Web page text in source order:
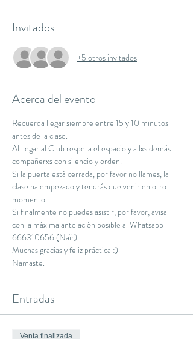
Invitados
+5 otros invitados
Acerca del evento
Recuerda llegar siempre entre 15 y 10 minutos
antes de la clase.
Al llegar al Club respeta el espacio y a lxs demás
compañerxs con silencio y orden.
Si la puerta está cerrada, por favor no llames, la
clase ha empezado y tendrás que venir en otro
momento.
Si finalmente no puedes asistir, por favor, avisa
con la máxima antelación posible al Whatsapp
666310656 (Naïr).
Muchas gracias y feliz práctica :)
Namaste.
Entradas
Venta finalizada